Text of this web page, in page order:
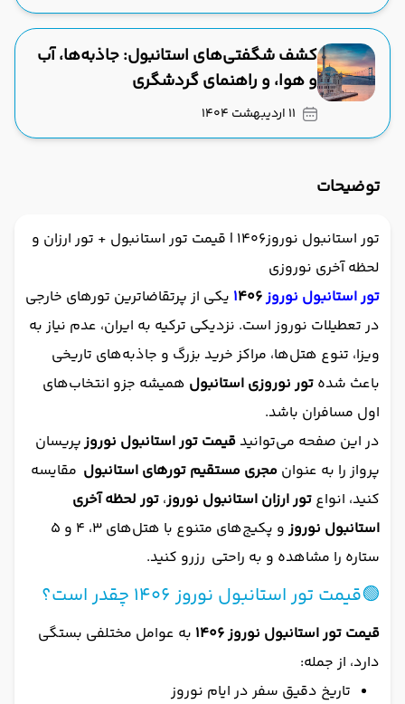
کشف شگفتی‌های استانبول: جاذبه‌ها، آب
و هوا، و راهنمای گردشگری
11 اردیبهشت 1404
توضیحات
تور استانبول نوروز1406 | قیمت تور استانبول + تور ارزان و
لحظه آخری نوروزی
تور استانبول نوروز 1406 یکی از پرتقاضاترین تورهای خارجی
در تعطیلات نوروز است. نزدیکی ترکیه به ایران، عدم نیاز به
ویزا، تنوع هتل‌ها، مراکز خرید بزرگ و جاذبه‌های تاریخی
باعث شده تور نوروزی استانبول همیشه جزو انتخاب‌های
اول مسافران باشد.
در این صفحه می‌توانیدقیمت تور استانبول نوروزپریسان
پرواز را به عنوان مجری مستقیم تورهای استانبول مقایسه
کنید، انواع تور ارزان استانبول نوروز، تور لحظه آخری
استانبول نوروز
و پکیج‌های متنوع با هتل‌های ۳، ۴ و ۵
ستاره را مشاهده و به‌ راحتی رزرو کنید.
🟢قیمت تور استانبول نوروز 1406 چقدر است؟
قیمت تور استانبول نوروز 1406
به عوامل مختلفی بستگی
دارد، از جمله:
تاریخ دقیق سفر در ایام نوروز